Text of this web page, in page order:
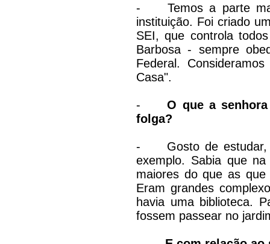
-
Temos a parte
instituição. Foi criado
SEI, que controla
Barbosa - sempre
Federal.
Casa".
-
O que a
folga?
-
Gosto de
exemplo. Sabia que
maiores do que as
Eram grandes
havia uma biblioteca.
fossem passear no